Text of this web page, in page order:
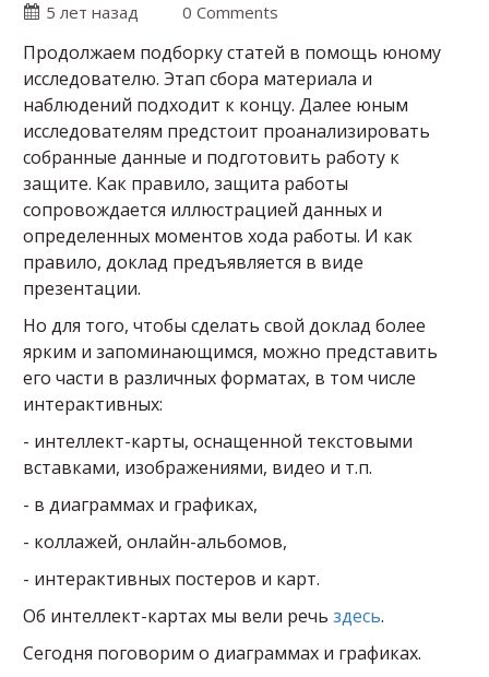
5 лет назад 0 Comments
Продолжаем подборку статей в помощь юному
исследователю. Этап сбора материала и
наблюдений подходит к концу. Далее юным
исследователям предстоит проанализировать
собранные данные и подготовить работу к
защите. Как правило, защита работы
сопровождается иллюстрацией данных и
определенных моментов хода работы. И как
правило, доклад предъявляется в виде
презентации.
Но для того, чтобы сделать свой доклад более
ярким и запоминающимся, можно представить
его части в различных форматах, в том числе
интерактивных:
- интеллект-карты, оснащенной текстовыми
вставками, изображениями, видео и т.п.
- в диаграммах и графиках,
- коллажей, онлайн-альбомов,
- интерактивных постеров и карт.
Об интеллект-картах мы вели речь здесь.
Сегодня поговорим о диаграммах и графиках.